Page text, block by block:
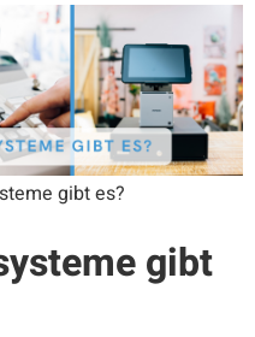
gibt es?
gibt